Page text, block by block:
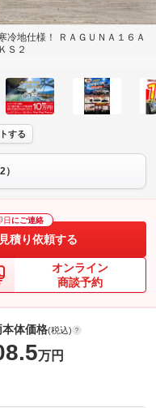
冷地仕様！ ＲＡＧＵＮＡ１６Ａ
Ｓ２
する
日 にご連絡
積り依頼する
オンライン
商談予約
本体価格(税込)
万円